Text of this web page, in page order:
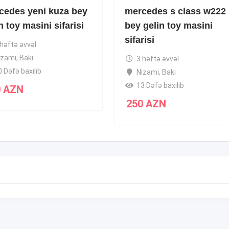
yeni kuza bey
toy masini sifarisi
əvvəl
, Bakı
Dəfə baxılıb
AZN
mercedes s class w222
bey gelin toy masini
sifarisi
3 həftə əvvəl
Nizami, Bakı
13 Dəfə baxılıb
250AZN